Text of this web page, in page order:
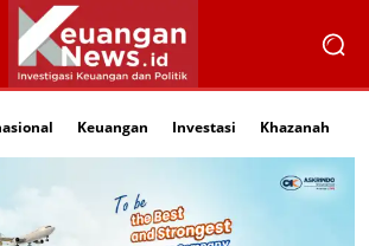
Keuangan Investasi Khazanah